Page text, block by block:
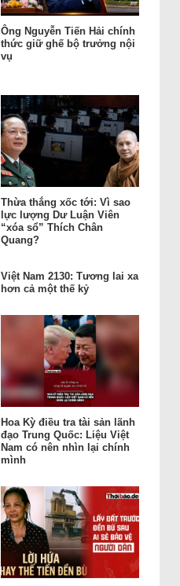
Ông Nguyễn Tiến Hải chính
thức giữ ghế bộ trưởng nội
vụ
Thừa thắng xốc tới: Vì sao
lực lượng Dư Luận Viên
“xóa sổ” Thích Chân
Quang?
Việt Nam 2130: Tương lai xa
hơn cả một thế kỷ
Hoa Kỳ điều tra tài sản lãnh
đạo Trung Quốc: Liệu Việt
Nam có nên nhìn lại chính
mình